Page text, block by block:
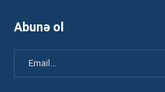
Abunə ol